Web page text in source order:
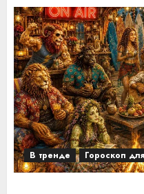
В тренде Гороскоп